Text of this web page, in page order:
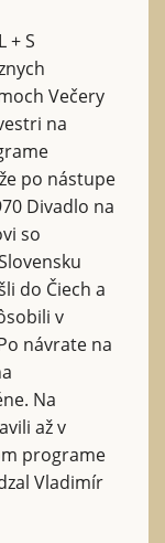
+ S
Večery
na
po nástupe
Divadlo na
so
do Čiech a
v
návrate na
Na
až v
programe
Vladimír